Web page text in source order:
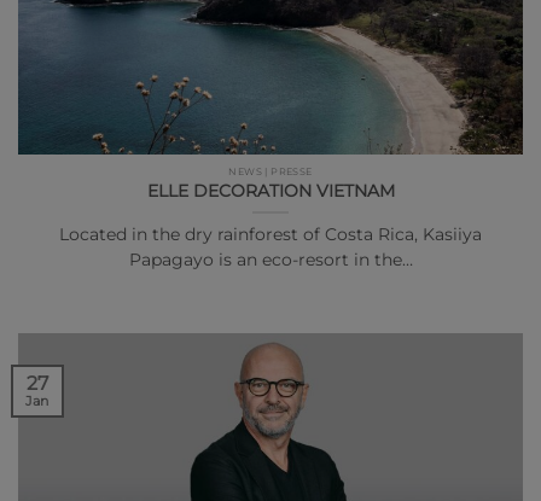
NEWS | PRESSE
ELLE DECORATION VIETNAM
Located in the dry rainforest of Costa Rica, Kasiiya
Papagayo is an eco-resort in the…
27
Jan